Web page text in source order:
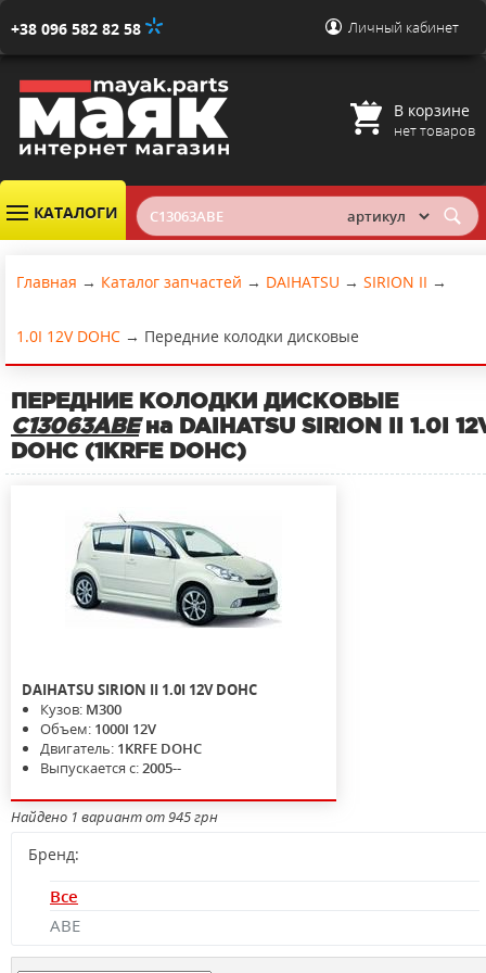
+38 096 582 82 58 Личный кабинет
В корзине
нет товаров
КАТАЛОГИ
Главная → Каталог запчастей → DAIHATSU → SIRION II →
1.0I 12V DOHC → Передние колодки дисковые
ПЕРЕДНИЕ КОЛОДКИ ДИСКОВЫЕ
C13063ABEна DAIHATSU SIRION II 1.0I
DOHC (1KRFE DOHC)
DAIHATSU SIRION II 1.0I 12V DOHC
Кузов: M300
Объем: 1000I 12V
Двигатель: 1KRFE DOHC
Выпускается с:2005--
Найдено 1 вариант от 945 грн
Бренд:
Все
ABE